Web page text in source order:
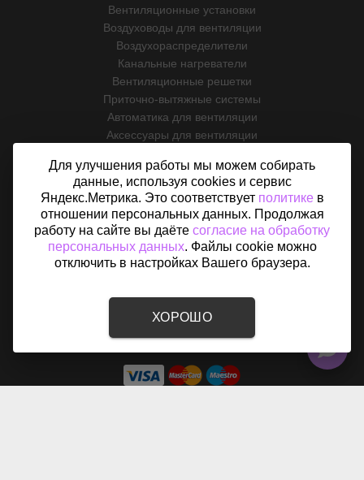
Вентиляционные установки
Воздуховоды для вентиляции
Воздухораспределители
Канальные нагреватели
Вентиляционные решетки
Приточно-вытяжные системы
Автоматика для вентиляции
Аксессуары для вентиляции
ИНФОРМАЦИЯ
О магазине
Услуги
Оплата и доставка
Возврат
Отзывы
Политика конфиденциальности
Согласие на обработку персональных данных
Для улучшения работы мы можем собирать
данные, используя cookies и сервис
Яндекс.Метрика. Это соответствует политикев
отношении персональных данных. Продолжая
работу на сайте вы даёте согласие на обработку
персональных данных. Файлы cookie можно
отключить в настройках Вашего браузера.
ХОРОШО